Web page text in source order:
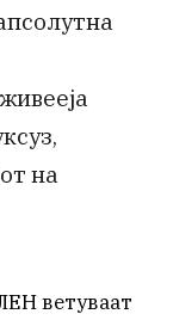
на
ветуваат